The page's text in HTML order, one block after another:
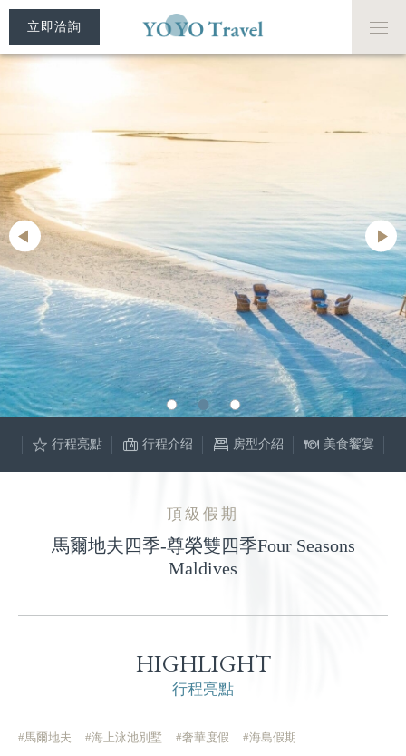
行程亮點 行程介绍 房型介紹 美食饗宴
頂級假期
馬爾地夫四季-尊榮雙四季Four Seasons
Maldives
HIGHLIGHT
行程亮點
#馬爾地夫 #海上泳池別墅 #奢華度假 #海島假期
立即洽詢
房型介紹 美食饗宴